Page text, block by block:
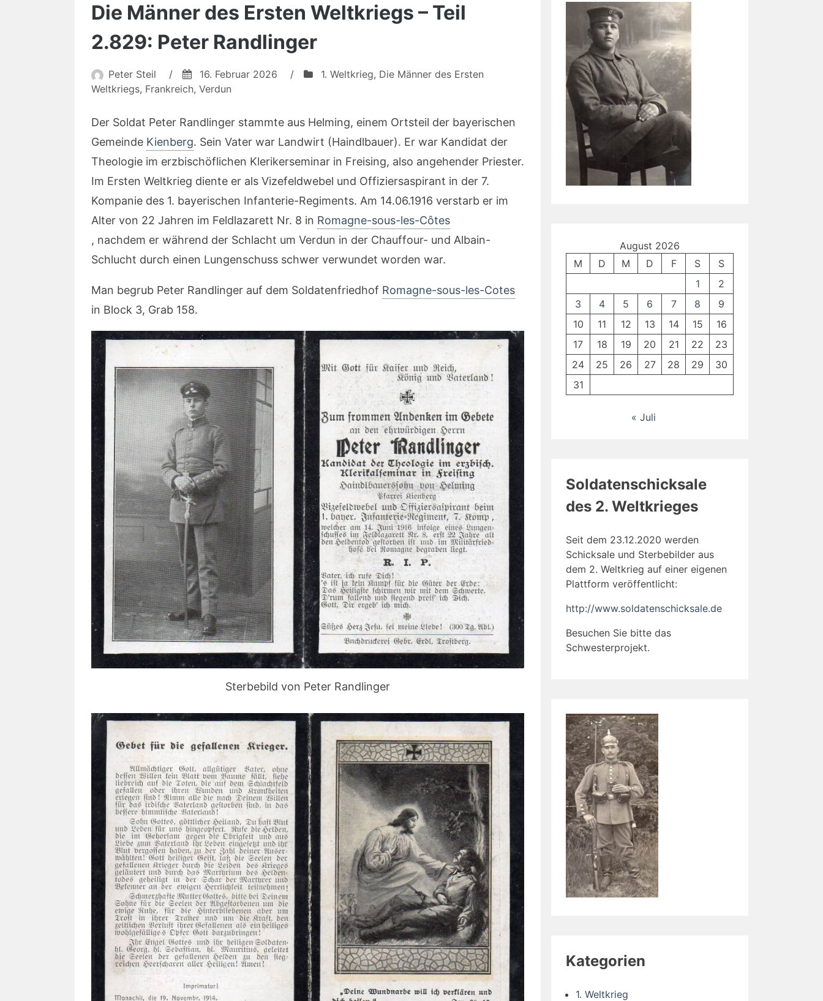
Die Männer des Ersten Weltkriegs – Teil
2.829: Peter Randlinger
Peter Steil / 16. Februar 2026 / 1. Weltkrieg, Die Männer des Ersten
Weltkriegs, Frankreich, Verdun
Der Soldat Peter Randlinger stammte aus Helming, einem Ortsteil der bayerischen
Gemeinde Kienberg. Sein Vater war Landwirt (Haindlbauer). Er war Kandidat der
Theologie im erzbischöflichen Klerikerseminar in Freising, also angehender Priester.
Im Ersten Weltkrieg diente er als Vizefeldwebel und Offiziersaspirant in der 7.
Kompanie des 1. bayerischen Infanterie-Regiments. Am 14.06.1916 verstarb er im
Alter von 22 Jahren im Feldlazarett Nr. 8 in Romagne-sous-les-Côtes
, nachdem er während der Schlacht um Verdun in der Chauffour- und Albain-
Schlucht durch einen Lungenschuss schwer verwundet worden war.
Man begrub Peter Randlinger auf dem Soldatenfriedhof Romagne-sous-les-Cotes
in Block 3, Grab 158.
Sterbebild von Peter Randlinger
August 2026
M
D M D F S
S
1
2
3
4 5 6 7 8
9
10
11 12 13 14 15
16
17
18 19 20 21 22
23
24
25 26 27 28 29
30
31
« Juli
Soldatenschicksale
des 2. Weltkrieges
Seit dem 23.12.2020 werden
Schicksale und Sterbebilder aus
dem 2. Weltkrieg auf einer eigenen
Plattform veröffentlicht:
http://www.soldatenschicksale.de
Besuchen Sie bitte das
Schwesterprojekt.
Kategorien
1. Weltkrieg